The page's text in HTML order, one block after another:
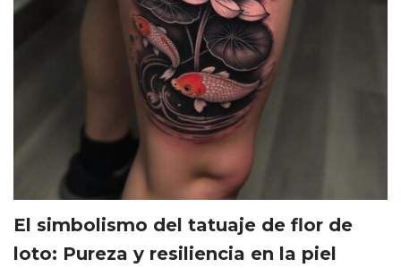
El simbolismo del tatuaje de flor de
loto: Pureza y resiliencia en la piel